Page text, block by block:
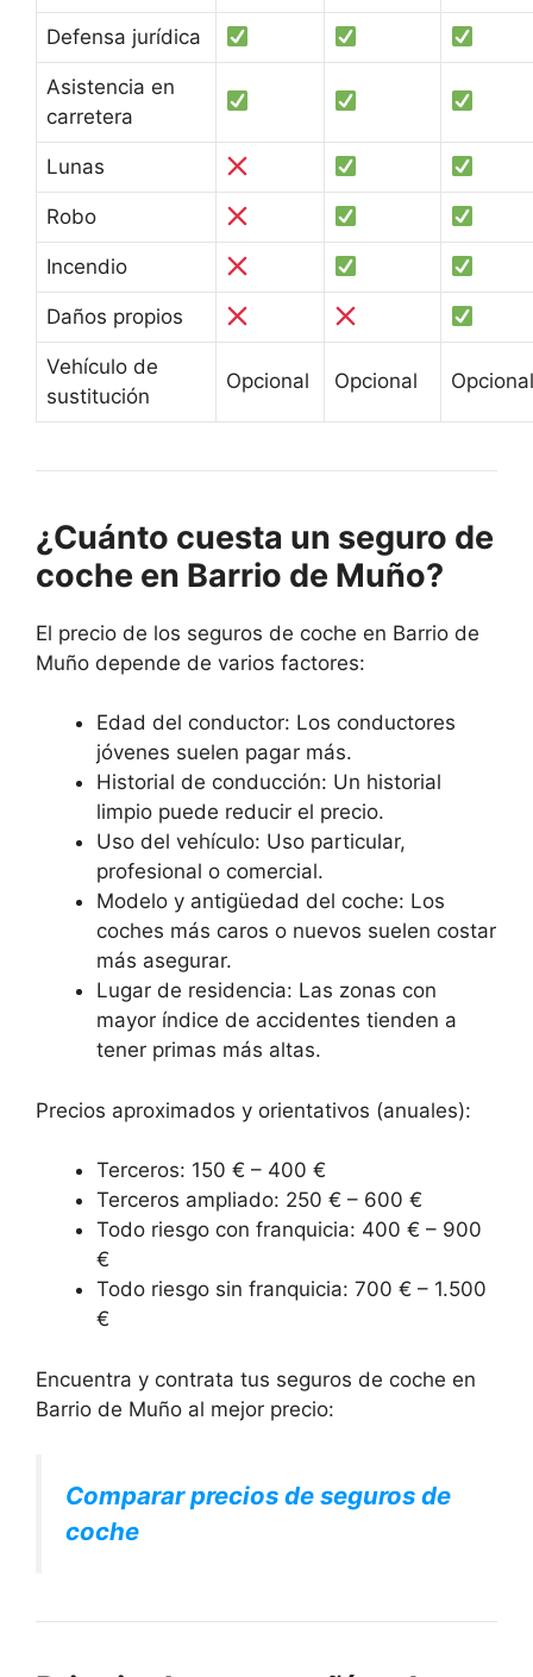
Defensa jurídica
Asistencia en
carretera
Lunas
Robo
Incendio
Daños propios
Vehículo de
sustitución
Opcional Opcional Opcional
¿Cuánto cuesta un seguro de
coche en Barrio de Muño?
El precio de los seguros de coche en Barrio de
Muño depende de varios factores:
Edad del conductor: Los conductores
jóvenes suelen pagar más.
Historial de conducción: Un historial
limpio puede reducir el precio.
Uso del vehículo: Uso particular,
profesional o comercial.
Modelo y antigüedad del coche: Los
coches más caros o nuevos suelen costar
más asegurar.
Lugar de residencia: Las zonas con
mayor índice de accidentes tienden a
tener primas más altas.
Precios aproximados y orientativos (anuales):
Terceros: 150 € – 400 €
Terceros ampliado: 250 € – 600 €
Todo riesgo con franquicia: 400 € – 900
€
Todo riesgo sin franquicia: 700 € – 1.500
€
Encuentra y contrata tus seguros de coche en
Barrio de Muño al mejor precio:
Comparar precios de seguros de
coche